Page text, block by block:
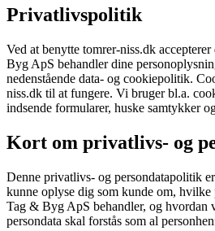
Privatlivspolitik
Ved at benytte tomrer-niss.dk accepterer
Byg ApS behandler dine
nedenstående data- og cookiepolitik.
niss.dk til at fungere. Vi bruger bl.a.
indsende formularer, huske samtykker
Kort om privatlivs- og
Denne privatlivs- og persondatapolitik
kunne oplyse dig som kunde om, hvilke
Tag & Byg ApS behandler, og
persondata skal forstås som al